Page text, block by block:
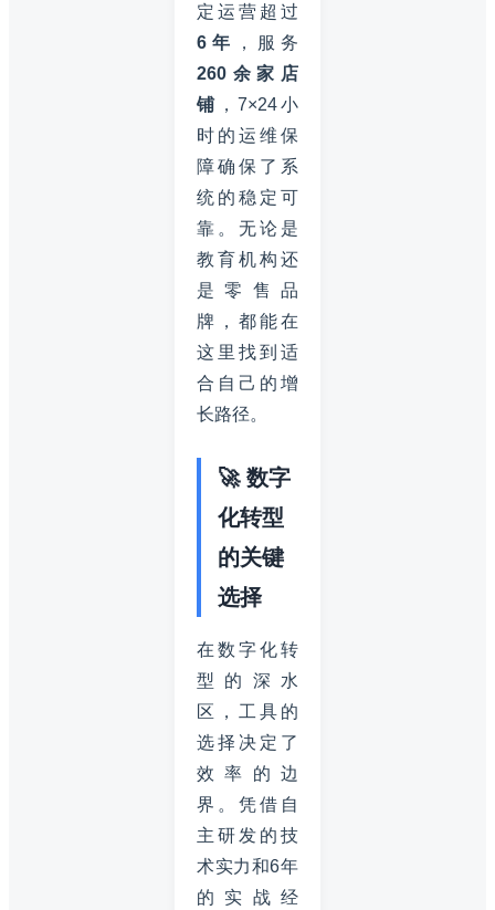
定运营超过
6年
，服务
260余家店
铺 ，7×24小
时的运维保
障确保了系
统的稳定可
靠。无论是
教育机构还
是零售品
牌，都能在
这里找到适
合自己的增
长路径。
🚀 数字
化转型
的关键
选择
在数字化转
型的深水
区，工具的
选择决定了
效率的边
界。凭借自
主研发的技
术实力和6年
的实战经